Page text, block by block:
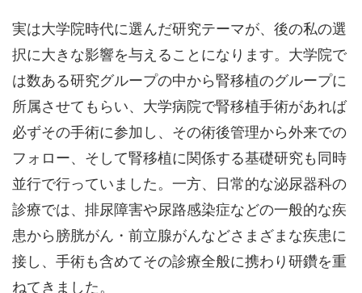
実は大学院時代に選んだ研究テーマが、後の私の選
択に大きな影響を与えることになります。大学院で
は数ある研究グループの中から腎移植のグループに
所属させてもらい、大学病院で腎移植手術があれば
必ずその手術に参加し、その術後管理から外来での
フォロー、そして腎移植に関係する基礎研究も同時
並行で行っていました。一方、日常的な泌尿器科の
診療では、排尿障害や尿路感染症などの一般的な疾
患から膀胱がん・前立腺がんなどさまざまな疾患に
接し、手術も含めてその診療全般に携わり研鑽を重
ねてきました。